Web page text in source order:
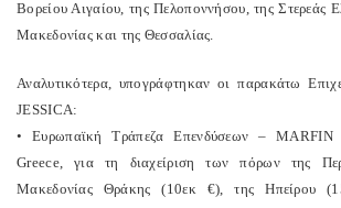
Βορείου Αιγαίου, της Πελοποννήσου, της Στερεάς
Μακεδονίας και της Θεσσαλίας.
Αναλυτικότερα, υπογράφτηκαν οι παρακάτω
JESSICA:
• Ευρωπαϊκή Τράπεζα Επενδύσεων –
Greece, για τη διαχείριση των πόρων της
Μακεδονίας Θράκης (10εκ €), της Ηπείρου